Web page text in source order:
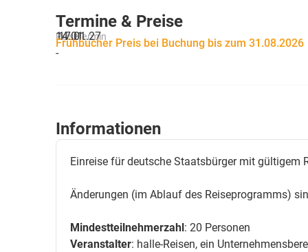
Termine & Preise
Reisetermin
14.01.
-
17.01.27
Frühbucher Preis bei Buchung bis zum 31.08.2026
Informationen
Einreise für deutsche Staatsbürger mit gültigem
Änderungen (im Ablauf des Reiseprogramms)
Mindestteilnehmerzahl: 20 Personen
Veranstalter: halle-Reisen, ein